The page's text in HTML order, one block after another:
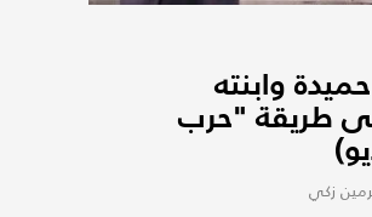
وابنته
طريقة "حرب
زكي